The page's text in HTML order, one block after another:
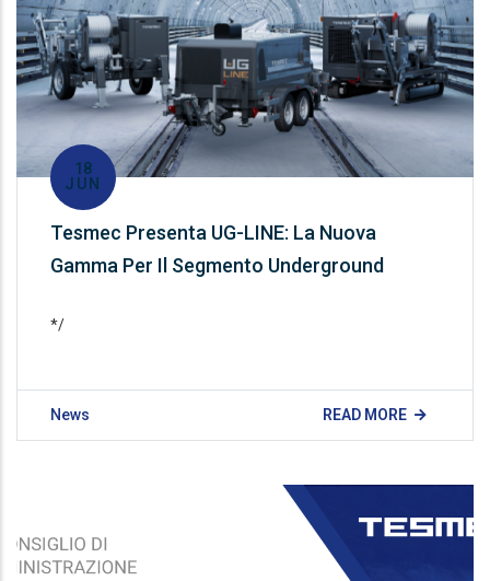
18
JUN
Tesmec Presenta UG-LINE: La Nuova
Gamma Per Il Segmento Underground
*/
News READ MORE